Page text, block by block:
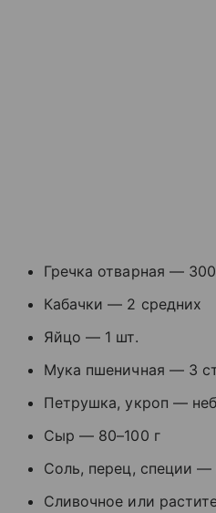
Гречка отварная —
Кабачки — 2 средних
Яйцо — 1 шт.
Мука пшеничная — 3
Петрушка, укроп —
Сыр — 80–100 г
Соль, перец, специи —
Сливочное или